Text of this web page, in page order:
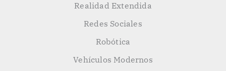
Realidad Extendida
Redes Sociales
Robótica
Vehículos Modernos